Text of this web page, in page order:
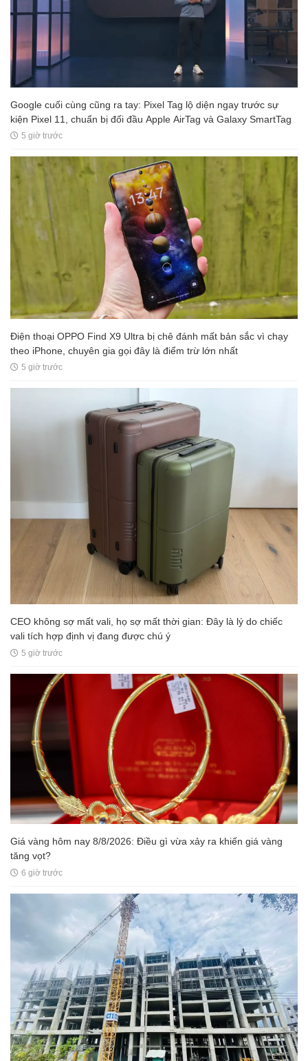
Google cuối cùng cũng ra tay: Pixel Tag lộ diện ngay trước sự
kiện Pixel 11, chuẩn bị đối đầu Apple AirTag và Galaxy SmartTag
5 giờ trước
Điện thoại OPPO Find X9 Ultra bị chê đánh mất bản sắc vì chạy
theo iPhone, chuyên gia gọi đây là điểm trừ lớn nhất
5 giờ trước
CEO không sợ mất vali, họ sợ mất thời gian: Đây là lý do chiếc
vali tích hợp định vị đang được chú ý
5 giờ trước
Giá vàng hôm nay 8/8/2026: Điều gì vừa xảy ra khiến giá vàng
tăng vọt?
6 giờ trước